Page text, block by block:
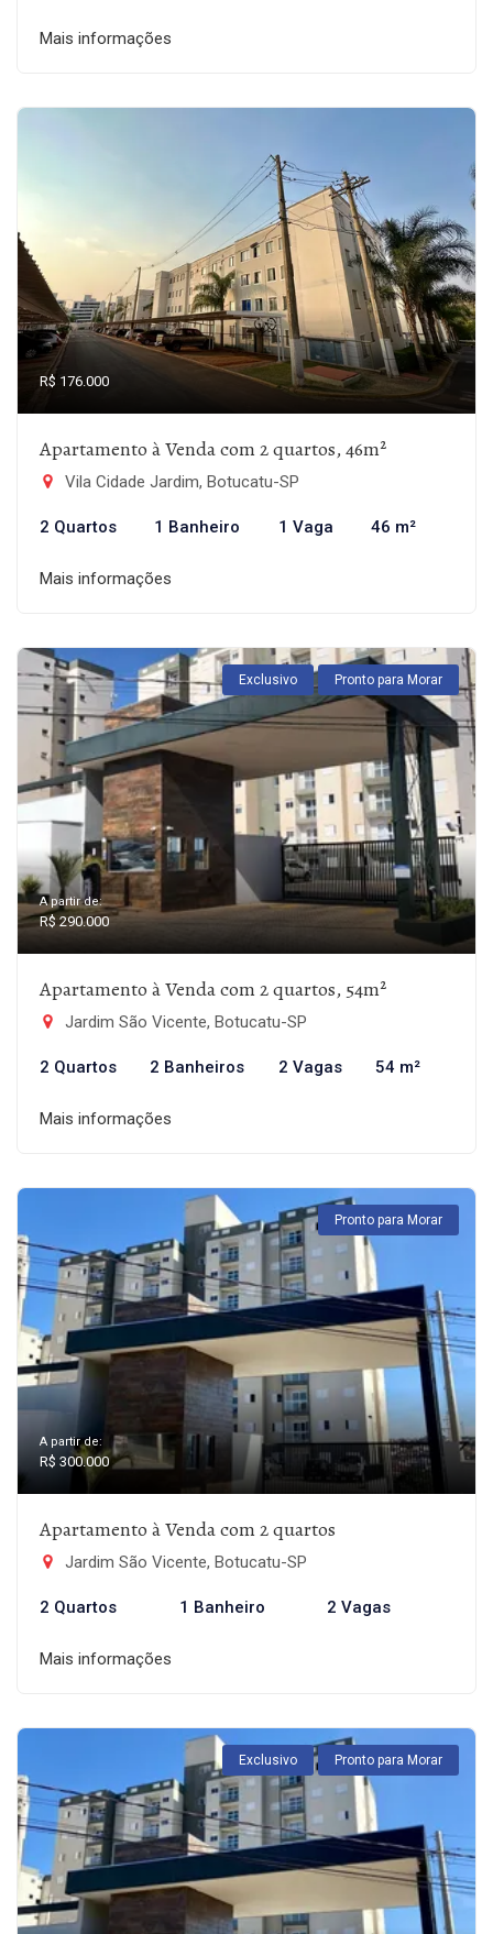
Mais informações
R$ 176.000
Apartamento à Venda com 2 quartos, 46m²
Vila Cidade Jardim, Botucatu-SP
2 Quartos 1 Banheiro 1 Vaga 46 m²
Mais informações
Exclusivo Pronto para Morar
A partir de:
R$ 290.000
Apartamento à Venda com 2 quartos, 54m²
Jardim São Vicente, Botucatu-SP
2 Quartos 2 Banheiros 2 Vagas 54 m²
Mais informações
Pronto para Morar
A partir de:
R$ 300.000
Apartamento à Venda com 2 quartos
Jardim São Vicente, Botucatu-SP
2 Quartos 1 Banheiro 2 Vagas
Mais informações
Exclusivo Pronto para Morar